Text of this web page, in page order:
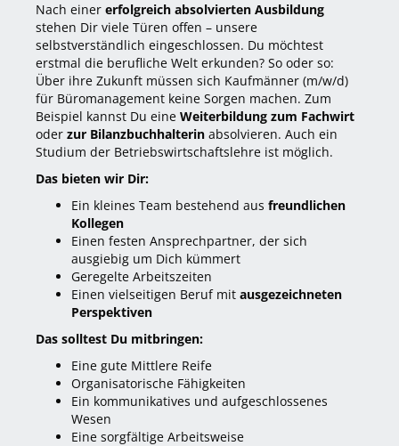
Nach einer erfolgreich absolvierten Ausbildung
stehen Dir viele Türen offen – unsere
selbstverständlich eingeschlossen. Du möchtest
erstmal die berufliche Welt erkunden? So oder so:
Über ihre Zukunft müssen sich Kaufmänner (m/w/d)
für Büromanagement keine Sorgen machen. Zum
Beispiel kannst Du eine Weiterbildung zum Fachwirt
oder zur Bilanzbuchhalterin absolvieren. Auch ein
Studium der Betriebswirtschaftslehre ist möglich.
Das bieten wir Dir:
Ein kleines Team bestehend aus freundlichen
Kollegen
Einen festen Ansprechpartner, der sich
ausgiebig um Dich kümmert
Geregelte Arbeitszeiten
Einen vielseitigen Beruf mit ausgezeichneten
Perspektiven
Das solltest Du mitbringen:
Eine gute Mittlere Reife
Organisatorische Fähigkeiten
Ein kommunikatives und aufgeschlossenes
Wesen
Eine sorgfältige Arbeitsweise